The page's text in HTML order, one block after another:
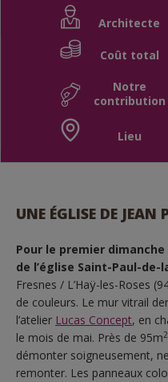
Architecte
Coût total
Notre
contribution
Lieu
UNE ÉGLISE DE JEAN
Pour le premier
de l’église Saint-Paul-de-
Fresnes / L’Haÿ-les-Roses
de couleurs. Le mur vitrail
l’atelier Lucas Concept, en
le mois de mai. Près de 95m2
démonter soigneusement,
remonter. Les panneaux